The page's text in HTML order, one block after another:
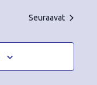
Seuraavat